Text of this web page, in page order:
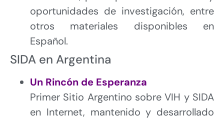
oportunidades de investigación, entre
otros materiales disponibles en
Español.
SIDA en Argentina
Un Rincón de Esperanza
Primer Sitio Argentino sobre VIH y SIDA
en Internet, mantenido y desarrollado